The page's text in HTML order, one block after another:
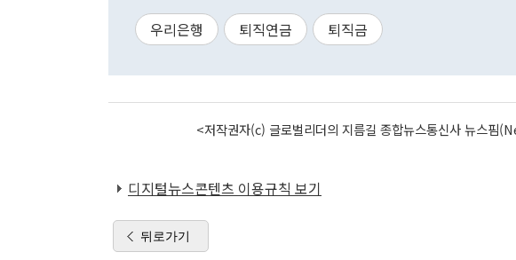
우리은행 퇴직연금 퇴직금
<저작권자(c) 글로벌리더의 지름길 종합뉴스통신사 뉴스핌
디지털뉴스콘텐츠 이용규칙 보기
뒤로가기